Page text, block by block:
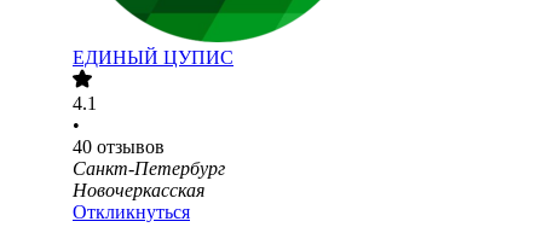
ЕДИНЫЙ ЦУПИС
4.1
•
40 отзывов
Санкт-Петербург
Новочеркасская
Откликнуться